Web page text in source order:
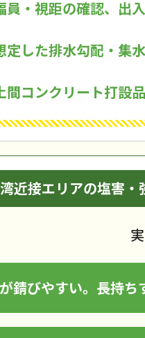
員・視距の確認、出
定した排水勾配・集
間コンクリート打設
近接エリアの塩害・
錆びやすい。長持ち